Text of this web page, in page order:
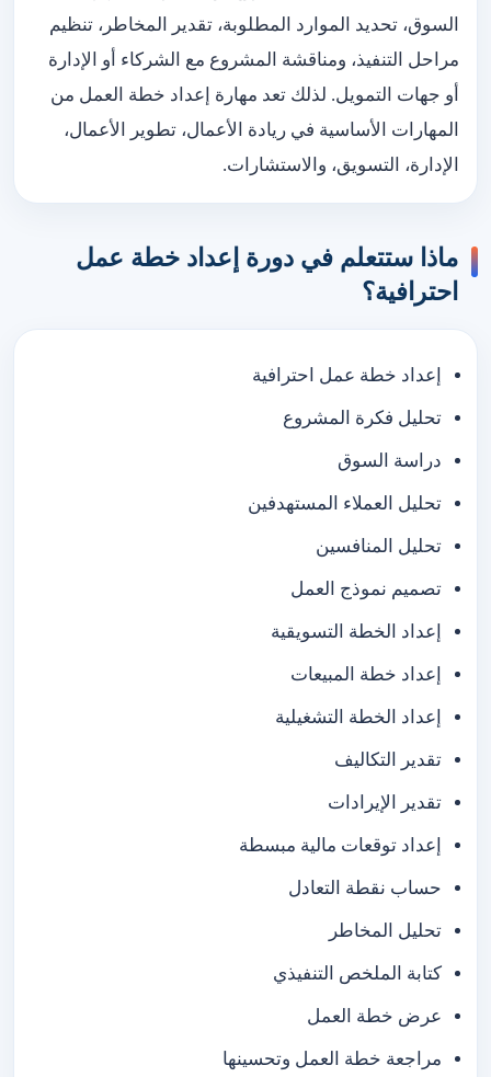
السوق، تحديد الموارد المطلوبة، تقدير المخاطر، تنظيم
مراحل التنفيذ، ومناقشة المشروع مع الشركاء أو الإدارة
أو جهات التمويل. لذلك تعد مهارة إعداد خطة العمل من
المهارات الأساسية في ريادة الأعمال، تطوير الأعمال،
الإدارة، التسويق، والاستشارات.
ماذا ستتعلم في دورة إعداد خطة عمل
احترافية؟
إعداد خطة عمل احترافية
تحليل فكرة المشروع
دراسة السوق
تحليل العملاء المستهدفين
تحليل المنافسين
تصميم نموذج العمل
إعداد الخطة التسويقية
إعداد خطة المبيعات
إعداد الخطة التشغيلية
تقدير التكاليف
تقدير الإيرادات
إعداد توقعات مالية مبسطة
حساب نقطة التعادل
تحليل المخاطر
كتابة الملخص التنفيذي
عرض خطة العمل
مراجعة خطة العمل وتحسينها